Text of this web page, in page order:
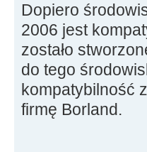
Dopiero
2006 jest
zostało
do tego
kompatybilność
firmę Borland.